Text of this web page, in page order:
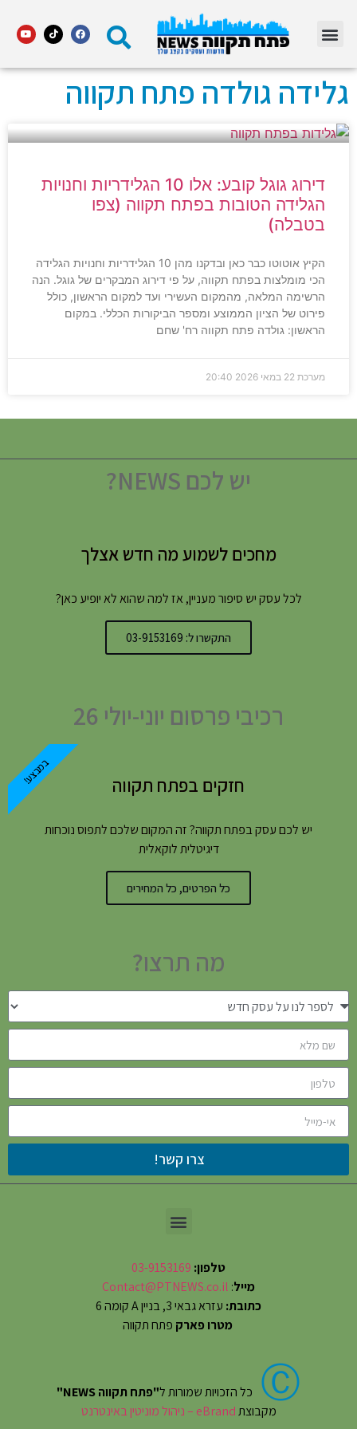
גלידה גולדה פתח תקווה
דירוג גוגל קובע: אלו 10 הגלידריות וחנויות
הגלידה הטובות בפתח תקווה (צפו
בטבלה)
הקיץ אוטוטו כבר כאן ובדקנו מהן 10 הגלידריות וחנויות הגלידה
הכי מומלצות בפתח תקווה, על פי דירוג המבקרים של גוגל. הנה
הרשימה המלאה, מהמקום העשירי ועד למקום הראשון, כולל
פירוט של הציון הממוצע ומספר הביקורות הכללי. במקום
הראשון: גולדה פתח תקווה רח' שחם
מערכת 22 במאי 2026 20:40
יש לכם NEWS?
מחכים לשמוע מה חדש אצלך
לכל עסק יש סיפור מעניין, אז למה שהוא לא יופיע כאן?
התקשרו ל: 03-9153169
רכיבי פרסום יוני-יולי 26
חזקים בפתח תקווה
יש לכם עסק בפתח תקווה? זה המקום שלכם לתפוס נוכחות
דיגיטלית לוקאלית
כל הפרטים, כל המחירים
במבצע!
מה תרצו?
צרו קשר!
טלפון: 03-9153169
מייל:
Contact@PTNEWS.co.il
כתובת: עזרא גבאי 3, בניין A קומה 6
מטרו פארק פתח תקווה
Ⓒ כל הזכויות שמורות ל"פתח תקווה NEWS"
מקבוצתeBrand – ניהול מוניטין באינטרנט